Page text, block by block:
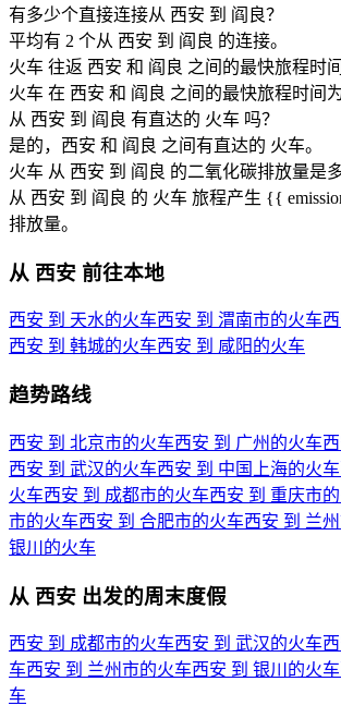
有多少个直接连接从 西安 到 阎良？
平均有 2 个从 西安 到 阎良 的连接。
火车 往返 西安 和 阎良 之间的最快旅程时
火车 在 西安 和 阎良 之间的最快旅程时间
从 西安 到 阎良 有直达的 火车 吗？
是的，西安 和 阎良 之间有直达的 火车。
火车 从 西安 到 阎良 的二氧化碳排放量是多
从 西安 到 阎良 的 火车 旅程产生 {{
排放量。
从 西安 前往本地
西安 到 天水的火车西安 到 渭南市的火车
西安 到 韩城的火车西安 到 咸阳的火车
趋势路线
西安 到 北京市的火车西安 到 广州的火车
西安 到 武汉的火车西安 到 中国上海的火车
火车西安 到 成都市的火车西安 到 重庆市
市的火车西安 到 合肥市的火车西安 到 兰
银川的火车
从 西安 出发的周末度假
西安 到 成都市的火车西安 到 武汉的火车
车西安 到 兰州市的火车西安 到 银川的火车
车